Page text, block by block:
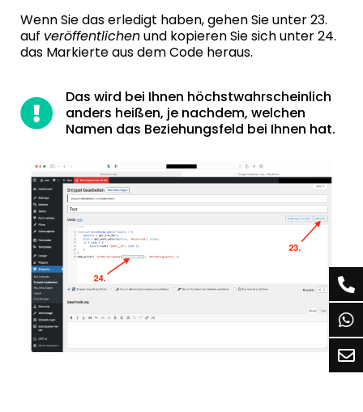
Wenn Sie das erledigt haben, gehen Sie unter 23.
auf veröffentlichenund kopieren Sie sich unter 24.
das Markierte aus dem Code heraus.
Das wird bei Ihnen höchstwahrscheinlich
anders heißen, je nachdem, welchen
Namen das Beziehungsfeld bei Ihnen hat.